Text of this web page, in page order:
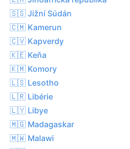
🇸🇸 Jižní Súdán
🇨🇲 Kamerun
🇨🇻 Kapverdy
🇰🇪 Keňa
🇰🇲 Komory
🇱🇸 Lesotho
🇱🇷 Libérie
🇱🇾 Libye
🇲🇬 Madagaskar
🇲🇼 Malawi